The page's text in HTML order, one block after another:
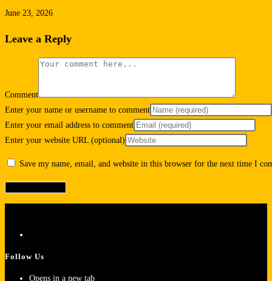
June 23, 2026
Leave a Reply
Comment
Enter your name or username to comment
Enter your email address to comment
Enter your website URL (optional)
Save my name, email, and website in this browser for the next time I
Follow Us
Opens in a new tab